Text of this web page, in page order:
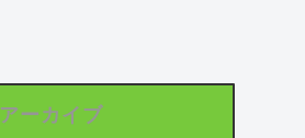
アーカイブ